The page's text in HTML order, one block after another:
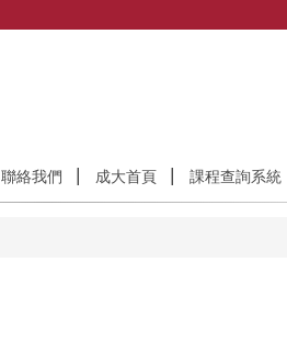
聯絡我們 成大首頁 課程查詢系統